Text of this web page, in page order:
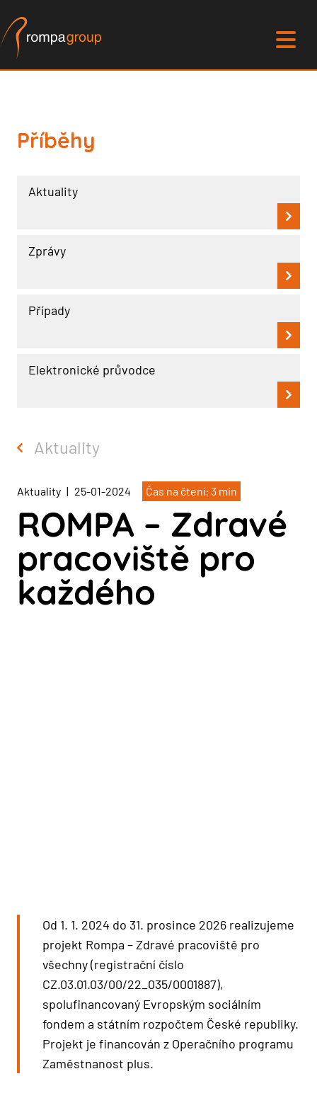
Příběhy
Aktuality
Zprávy
Případy
Elektronické průvodce
Aktuality
Aktuality | 25-01-2024 Čas na čtení: 3 min
ROMPA – Zdravé
pracoviště pro
každého
Od 1. 1. 2024 do 31. prosince 2026 realizujeme
projekt Rompa – Zdravé pracoviště pro
všechny (registrační číslo
CZ.03.01.03/00/22_035/0001887),
spolufinancovaný Evropským sociálním
fondem a státním rozpočtem České republiky.
Projekt je financován z Operačního programu
Zaměstnanost plus.